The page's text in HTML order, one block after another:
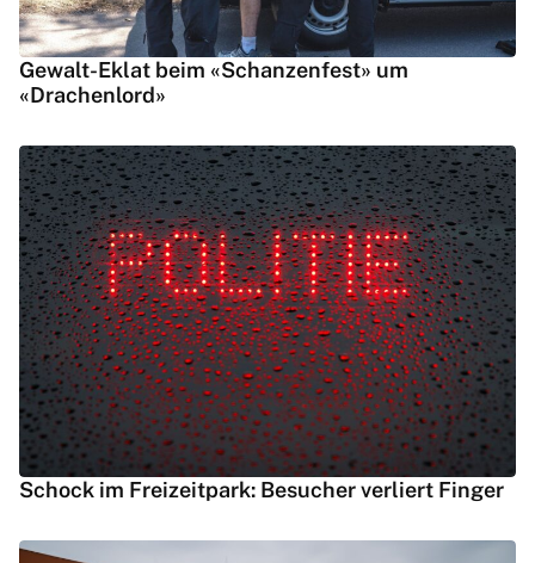
Gewalt-Eklat beim «Schanzenfest» um
«Drachenlord»
Schock im Freizeitpark: Besucher verliert Finger